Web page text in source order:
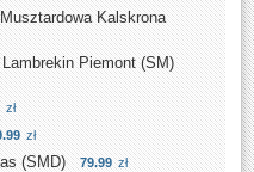
Kalskrona
Piemont (SM)
zł
zł
(SMD) 79.99 zł